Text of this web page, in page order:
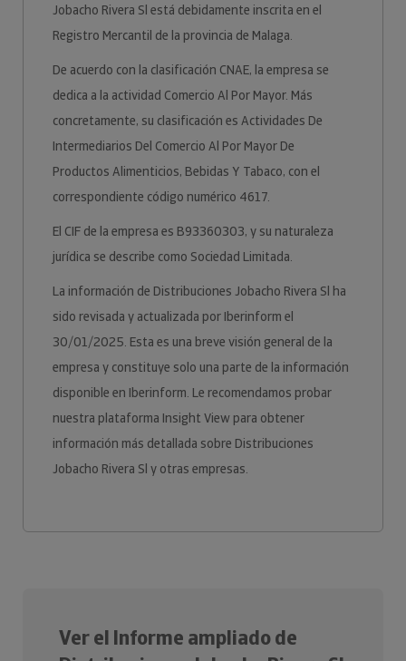
Jobacho Rivera Sl está debidamente inscrita en el
Registro Mercantil de la provincia de Malaga.
De acuerdo con la clasificación CNAE, la empresa se
dedica a la actividad Comercio Al Por Mayor. Más
concretamente, su clasificación es Actividades De
Intermediarios Del Comercio Al Por Mayor De
Productos Alimenticios, Bebidas Y Tabaco, con el
correspondiente código numérico 4617.
El CIF de la empresa es B93360303, y su naturaleza
jurídica se describe como Sociedad Limitada.
La información de Distribuciones Jobacho Rivera Sl ha
sido revisada y actualizada por Iberinform el
30/01/2025. Esta es una breve visión general de la
empresa y constituye solo una parte de la información
disponible en Iberinform. Le recomendamos probar
nuestra plataforma Insight View para obtener
información más detallada sobre Distribuciones
Jobacho Rivera Sl y otras empresas.
Ver el Informe ampliado de